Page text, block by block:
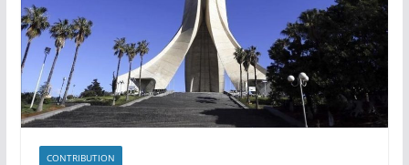
CONTRIBUTION